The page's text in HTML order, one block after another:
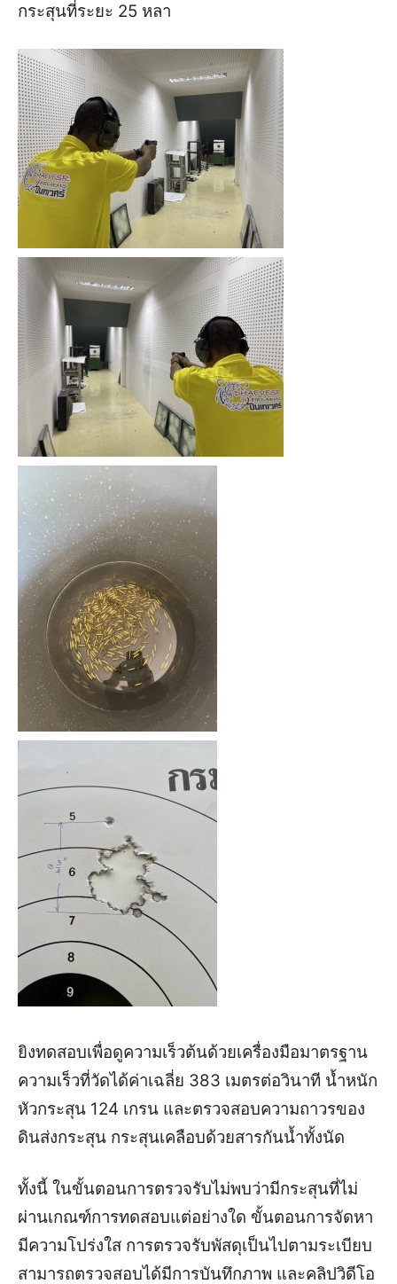
กระสุนที่ระยะ 25 หลา
ยิงทดสอบเพื่อดูความเร็วต้นด้วยเครื่องมือมาตรฐาน
ความเร็วที่วัดได้ค่าเฉลี่ย 383 เมตรต่อวินาที น้ำหนัก
หัวกระสุน 124 เกรน และตรวจสอบความถาวรของ
ดินส่งกระสุน กระสุนเคลือบด้วยสารกันน้ำทั้งนัด
ทั้งนี้ ในขั้นตอนการตรวจรับไม่พบว่ามีกระสุนที่ไม่
ผ่านเกณฑ์การทดสอบแต่อย่างใด ขั้นตอนการจัดหา
มีความโปร่งใส การตรวจรับพัสดุเป็นไปตามระเบียบ
สามารถตรวจสอบได้มีการบันทึกภาพ และคลิปวิดีโอ